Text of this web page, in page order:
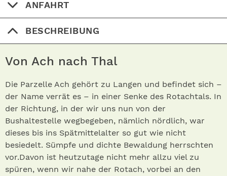
ANFAHRT
BESCHREIBUNG
Von Ach nach Thal
Die Parzelle Ach gehört zu Langen und befindet sich –
der Name verrät es – in einer Senke des Rotachtals. In
der Richtung, in der wir uns nun von der
Bushaltestelle wegbegeben, nämlich nördlich, war
dieses bis ins Spätmittelalter so gut wie nicht
besiedelt. Sümpfe und dichte Bewaldung herrschten
vor.Davon ist heutzutage nicht mehr allzu viel zu
spüren, wenn wir nahe der Rotach, vorbei an den